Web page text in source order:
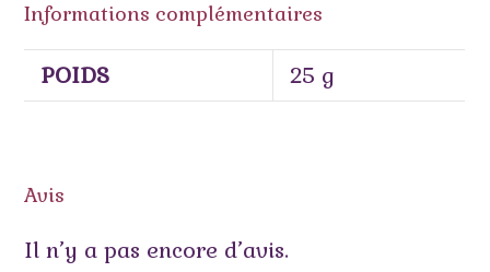
Informations complémentaires
POIDS 25 g
Avis
Il n’y a pas encore d’avis.